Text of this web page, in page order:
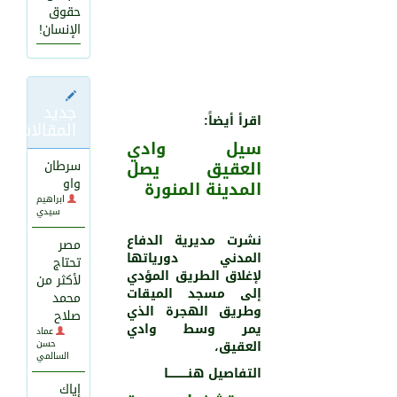
1501 0
حقوق
الإنسان!
جديد
المقالات
سرطان
واو
ابراهيم
سيدي
مصر
تحتاج
لأكثر من
محمد
صلاح
عماد
حسن
السالمي
إياك
اقرأ أيضاً:
سيل وادي
العقيق يصل
المدينة المنورة
نشرت مديرية الدفاع
المدني دورياتها
لإغلاق الطريق المؤدي
إلى مسجد الميقات
وطريق الهجرة الذي
يمر وسط وادي
العقيق،
التفاصيل هنـــــــــــا